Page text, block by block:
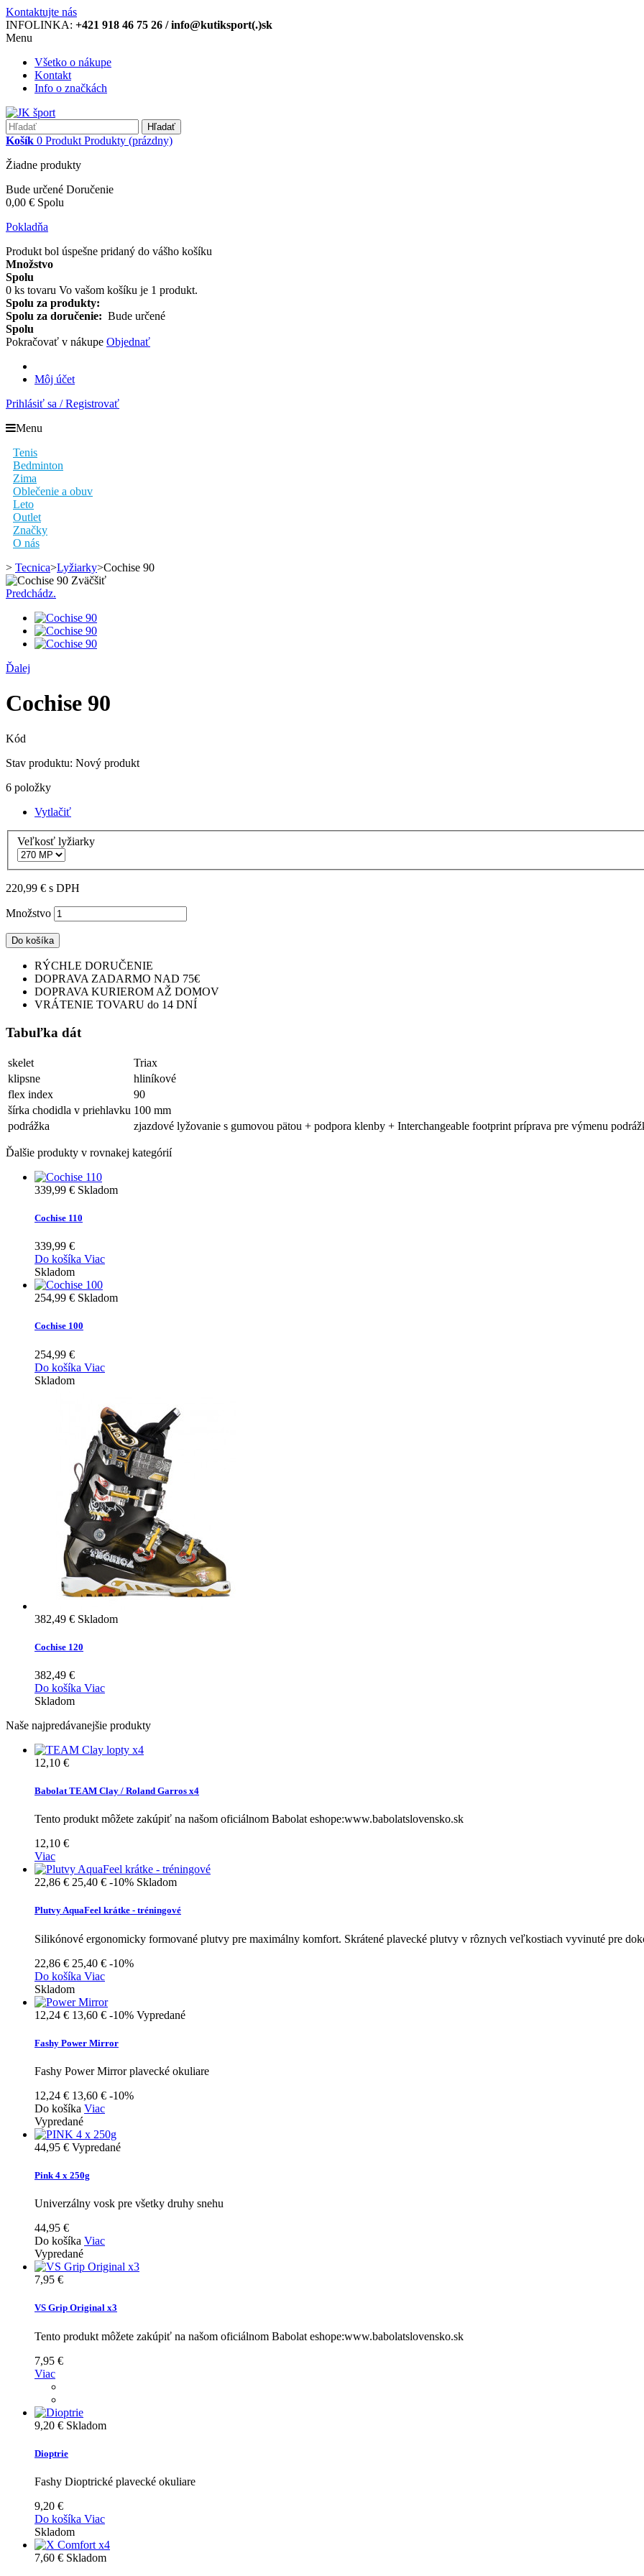
Kontaktujte nás
INFOLINKA: +421 918 46 75 26 / info@kutiksport(.)sk
Menu
Všetko o nákupe
Kontakt
Info o značkách
Hľadať
Košík 0 Produkt Produkty (prázdny)
Žiadne produkty
Bude určené Doručenie
0,00 € Spolu
Pokladňa
Produkt bol úspešne pridaný do vášho košíku
Množstvo
Spolu
0 ks tovaru Vo vašom košíku je 1 produkt.
Spolu za produkty:
Spolu za doručenie: Bude určené
Spolu
Pokračovať v nákupe Objednať
Môj účet
Prihlásiť sa / Registrovať
Menu
Tenis
Bedminton
Zima
Oblečenie a obuv
Leto
Outlet
Značky
O nás
> Tecnica>Lyžiarky>Cochise 90
Zväčšiť
Predchádz.
Ďalej
Cochise 90
Kód
Stav produktu: Nový produkt
6 položky
Vytlačiť
Veľkosť lyžiarky
220,99 € s DPH
Množstvo
Do košíka
RÝCHLE DORUČENIE
DOPRAVA ZADARMO NAD 75€
DOPRAVA KURIEROM AŽ DOMOV
VRÁTENIE TOVARU do 14 DNÍ
Tabuľka dát
skelet
Triax
klipsne
hliníkové
flex index
90
šírka chodidla v priehlavku 100 mm
podrážka
zjazdové lyžovanie s gumovou pätou + podpora klenby + Interchangeable footprint príprava pre výmenu
Ďalšie produkty v rovnakej kategórií
339,99 € Skladom
Cochise 110
339,99 €
Do košíka Viac
Skladom
254,99 € Skladom
Cochise 100
254,99 €
Do košíka Viac
Skladom
382,49 € Skladom
Cochise 120
382,49 €
Do košíka Viac
Skladom
Naše najpredávanejšie produkty
12,10 €
Babolat TEAM Clay / Roland Garros x4
Tento produkt môžete zakúpiť na našom oficiálnom Babolat eshope:www.babolatslovensko.sk
12,10 €
Viac
22,86 € 25,40 € -10% Skladom
Plutvy AquaFeel krátke - tréningové
Silikónové ergonomicky formované plutvy pre maximálny komfort. Skrátené plavecké plutvy v rôznych veľkostiach vyvinuté pre
22,86 € 25,40 € -10%
Do košíka Viac
Skladom
12,24 € 13,60 € -10% Vypredané
Fashy Power Mirror
Fashy Power Mirror plavecké okuliare
12,24 € 13,60 € -10%
Do košíka Viac
Vypredané
44,95 € Vypredané
Pink 4 x 250g
Univerzálny vosk pre všetky druhy snehu
44,95 €
Do košíka Viac
Vypredané
7,95 €
VS Grip Original x3
Tento produkt môžete zakúpiť na našom oficiálnom Babolat eshope:www.babolatslovensko.sk
7,95 €
Viac
9,20 € Skladom
Dioptrie
Fashy Dioptrické plavecké okuliare
9,20 €
Do košíka Viac
Skladom
7,60 € Skladom